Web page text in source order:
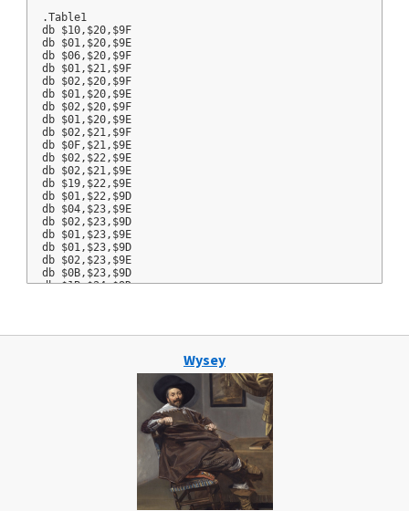
.Table1
db $10,$20,$9F
db $01,$20,$9E
db $06,$20,$9F
db $01,$21,$9F
db $02,$20,$9F
db $01,$20,$9E
db $02,$20,$9F
db $01,$20,$9E
db $02,$21,$9F
db $0F,$21,$9E
db $02,$22,$9E
db $02,$21,$9E
db $19,$22,$9E
db $01,$22,$9D
db $04,$23,$9E
db $02,$23,$9D
db $01,$23,$9E
db $01,$23,$9D
db $02,$23,$9E
db $0B,$23,$9D
db $1B,$24,$9D
.Table2
Wysey